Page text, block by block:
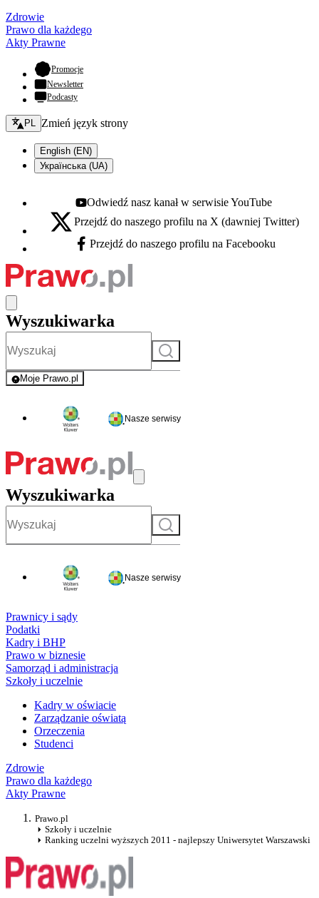
Zdrowie
Prawo dla każdego
Akty Prawne
Promocje- otwiera się w nowej karcie
Newsletter
Podcasty
Zmień język - bieżący:
PL Zmień język strony
English (EN)
Українська (UA)
Youtube - otwiera się w nowej karcie
Odwiedź nasz kanał w serwisie YouTube
X - otwiera się w nowej karcie
Przejdź do naszego profilu na X (dawniej Twitter)
Facebook - otwiera się w nowej karcie
Przejdź do naszego profilu na Facebooku
Wyszukiwarka
Szukaj
Moje Prawo.pl
- rejestracja i logowanie do serwisu
Nasze serwisy
Wyszukiwarka
Szukaj
Nasze serwisy
Prawnicy i sądy
Podatki
Kadry i BHP
Prawo w biznesie
Samorząd i administracja
Szkoły i uczelnie
Kadry w oświacie
Zarządzanie oświatą
Orzeczenia
Studenci
Zdrowie
Prawo dla każdego
Akty Prawne
Prawo.pl
Szkoły i uczelnie
Ranking uczelni wyższych 2011 - najlepszy Uniwersytet Warszawski